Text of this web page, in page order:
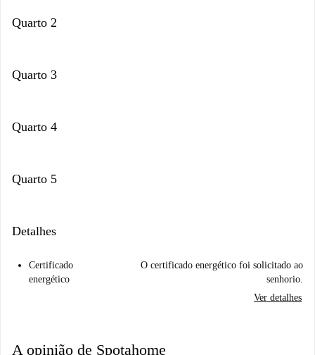
Quarto 2
Quarto 3
Quarto 4
Quarto 5
Detalhes
Certificado
energético
O certificado energético foi solicitado ao
senhorio.
Ver detalhes
A opinião de Spotahome